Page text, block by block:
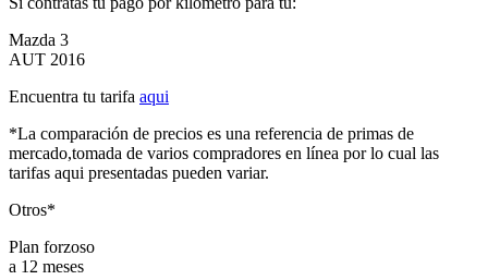
Mazda 3
AUT 2016
Encuentra tu tarifa aqui
*La comparación de precios es una referencia de primas de
mercado,tomada de varios compradores en línea por lo cual las
tarifas aqui presentadas pueden variar.
Otros*
Plan forzoso
a 12 meses